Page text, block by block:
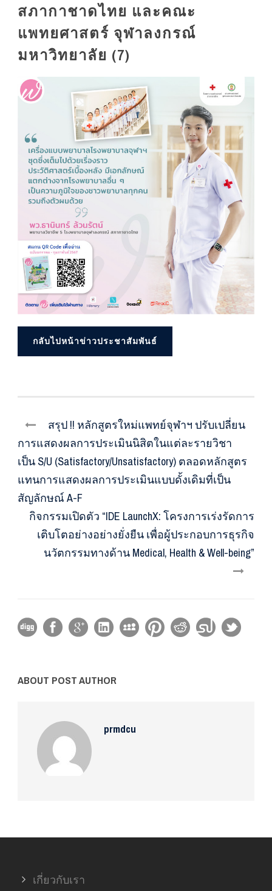
สภากาชาดไทย และคณะ
แพทยศาสตร์ จุฬาลงกรณ์
มหาวิทยาลัย (7)
กลับไปหน้าข่าวประชาสัมพันธ์
สรุป !! หลักสูตรใหม่แพทย์จุฬาฯ ปรับเปลี่ยน
การแสดงผลการประเมินนิสิตในแต่ละรายวิชา
เป็น S/U (Satisfactory/Unsatisfactory) ตลอดหลักสูตร
แทนการแสดงผลการประเมินแบบดั้งเดิมที่เป็น
สัญลักษณ์ A-F
กิจกรรมเปิดตัว “IDE LaunchX: โครงการเร่งรัดการ
เติบโตอย่างอย่างยั่งยืน เพื่อผู้ประกอบการธุรกิจ
นวัตกรรมทางด้าน Medical, Health & Well-being”
ABOUT POST AUTHOR
prmdcu
เกี่ยวกับเรา